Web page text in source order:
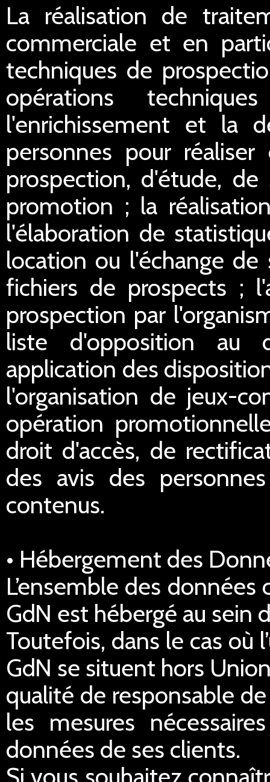
La réalisation de
commerciale et en
techniques de
opérations
l'enrichissement et la
personnes pour
prospection, d'étude,
promotion ; la
l'élaboration de
location ou l'échange
fichiers de prospects ;
prospection par
liste d'opposition au
application des
l'organisation de jeux-
opération
droit d'accès, de
des avis des
contenus.
• Hébergement des
L’ensemble des
GdN est hébergé au sein
Toutefois, dans le cas où
GdN se situent hors
qualité de responsable
les mesures
données de ses clients.